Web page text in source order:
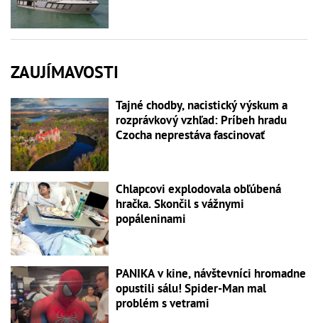
ZAUJÍMAVOSTI
Tajné chodby, nacistický výskum a
rozprávkový vzhľad: Príbeh hradu
Czocha neprestáva fascinovať
Chlapcovi explodovala obľúbená
hračka. Skončil s vážnymi
popáleninami
PANIKA v kine, návštevníci hromadne
opustili sálu! Spider-Man mal
problém s vetrami